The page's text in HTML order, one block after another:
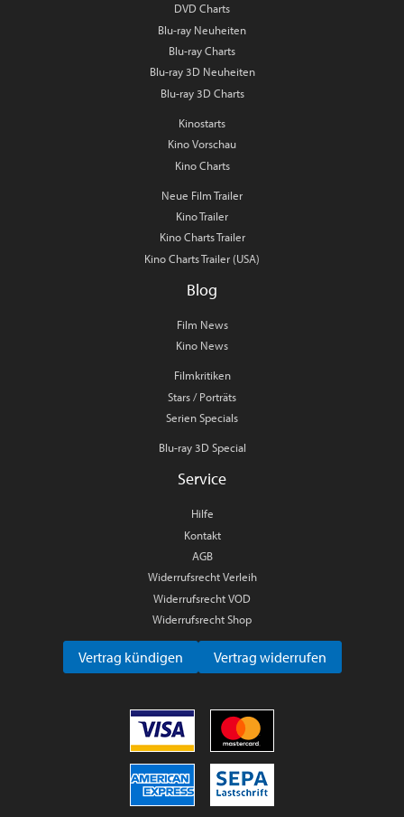
DVD Charts
Blu-ray Neuheiten
Blu-ray Charts
Blu-ray 3D Neuheiten
Blu-ray 3D Charts
Kinostarts
Kino Vorschau
Kino Charts
Neue Film Trailer
Kino Trailer
Kino Charts Trailer
Kino Charts Trailer (USA)
Blog
Film News
Kino News
Filmkritiken
Stars / Porträts
Serien Specials
Blu-ray 3D Special
Service
Hilfe
Kontakt
AGB
Widerrufsrecht Verleih
Widerrufsrecht VOD
Widerrufsrecht Shop
Vertrag kündigen Vertrag widerrufen